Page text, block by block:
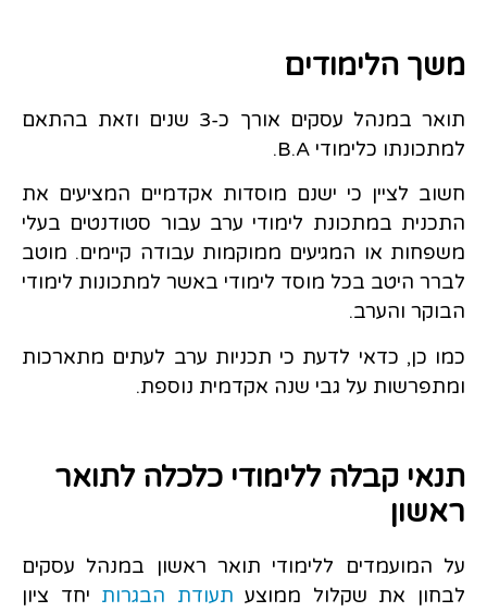
משך הלימודים
תואר במנהל עסקים אורך כ-3 שנים וזאת בהתאם
למתכונתו כלימודי B.A.
חשוב לציין כי ישנם מוסדות אקדמיים המציעים את
התכנית במתכונת לימודי ערב עבור סטודנטים בעלי
משפחות או המגיעים ממוקמות עבודה קיימים. מוטב
לברר היטב בכל מוסד לימודי באשר למתכונות לימודי
הבוקר והערב.
כמו כן, כדאי לדעת כי תכניות ערב לעתים מתארכות
ומתפרשות על גבי שנה אקדמית נוספת.
תנאי קבלה ללימודי כלכלה לתואר
ראשון
על המועמדים ללימודי תואר ראשון במנהל עסקים
לבחון את שקלול ממוצע תעודת הבגרות יחד ציון